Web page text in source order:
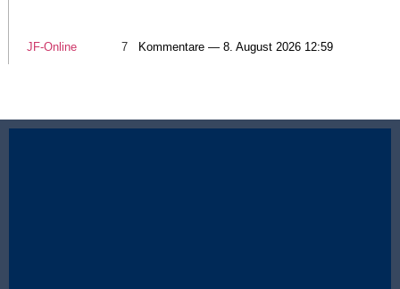
JF-Online 7 Kommentare — 8. August 2026 12:59